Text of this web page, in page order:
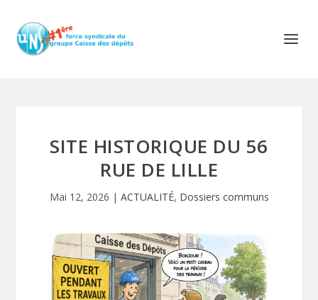
SITE HISTORIQUE DU 56
RUE DE LILLE
Mai 12, 2026 | ACTUALITÉ, Dossiers communs